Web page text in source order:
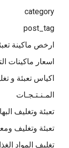
category
post_tag
ارخص ماكينة
اسعار ماكينات
اكياس تعبئة و
المـنـتـجـات
تعبئة وتغليف
تعبئة وتغليف
تغليف المواد